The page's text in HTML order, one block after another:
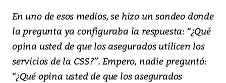
En uno de esos medios, se hizo un sondeo donde
la pregunta ya configuraba la respuesta: “¿Qué
opina usted de que los asegurados utilicen los
servicios de la CSS?”. Empero, nadie preguntó:
“¿Qué opina usted de que los asegurados